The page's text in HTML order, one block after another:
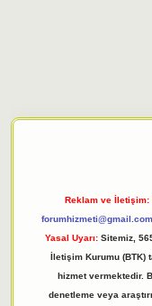
Reklam ve İletişim:
forumhizmeti@gmail.com
Yasal Uyarı: Sitemiz,
İletişim Kurumu (BTK)
hizmet vermektedir.
denetleme veya